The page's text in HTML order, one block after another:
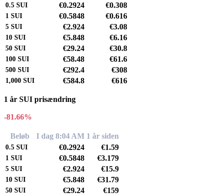
0.5 SUI €0.2924 €0.308
1 SUI €0.5848 €0.616
5 SUI €2.924 €3.08
10 SUI €5.848 €6.16
50 SUI €29.24 €30.8
100 SUI €58.48 €61.6
500 SUI €292.4 €308
1,000 SUI €584.8 €616
1 år SUI prisændring
-81.66%
Beløb I dag 8:04 AM 1 år siden
0.5 SUI €0.2924 €1.59
1 SUI €0.5848 €3.179
5 SUI €2.924 €15.9
10 SUI €5.848 €31.79
50 SUI €29.24 €159